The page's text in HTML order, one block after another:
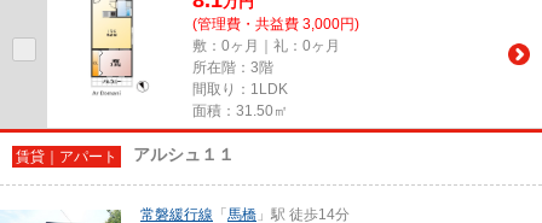
(管理費・共益費 3,000円)
敷：0ヶ月｜礼：0ヶ月
所在階：3階
間取り：1LDK
面積：31.50㎡
賃貸｜アパート アルシュ１１
常磐緩行線 「 馬橋 」駅 徒歩14分